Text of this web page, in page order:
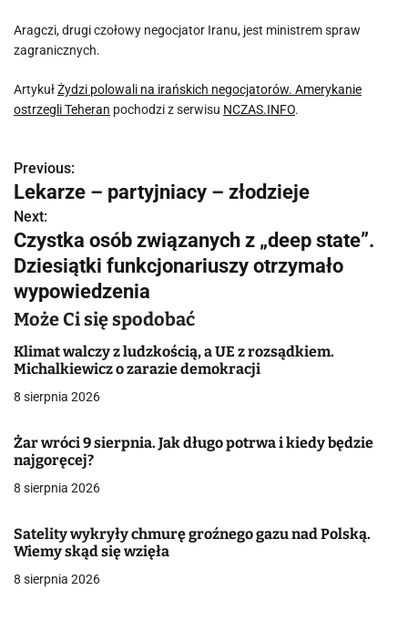
Aragczi, drugi czołowy negocjator Iranu, jest ministrem spraw
zagranicznych.
ArtykułŻydzi polowali na irańskich negocjatorów. Amerykanie
ostrzegli Teheran pochodzi z serwisu NCZAS.INFO.
N
a
w
i
g
a
c
a
w
i
s
Previous:
Lekarze – partyjniacy – złodzieje
Next:
Czystka osób związanych z „deep state”.
Dziesiątki funkcjonariuszy otrzymało
wypowiedzenia
Może Ci się spodobać
Klimat walczy z ludzkością, a UE z rozsądkiem.
Michalkiewicz o zarazie demokracji
8 sierpnia 2026
Żar wróci 9 sierpnia. Jak długo potrwa i kiedy będzie
najgoręcej?
8 sierpnia 2026
Satelity wykryły chmurę groźnego gazu nad Polską.
Wiemy skąd się wzięła
8 sierpnia 2026